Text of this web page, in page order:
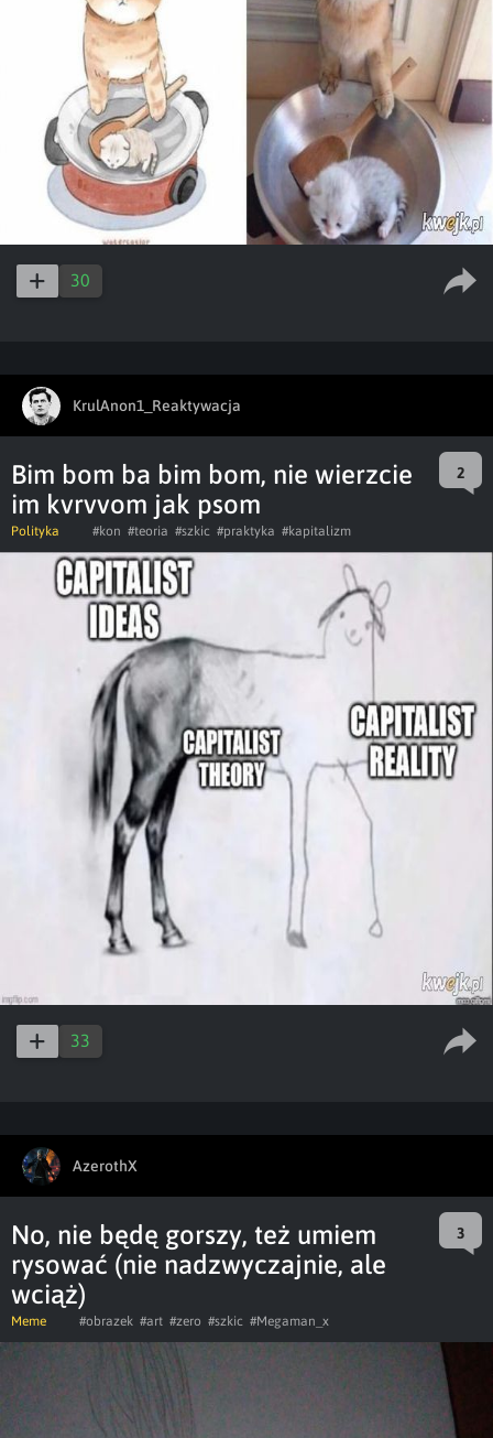
30
KrulAnon1_Reaktywacja
Bim bom ba bim bom, nie wierzcie
im kvrvvom jak psom
2
Polityka #kon #teoria #szkic #praktyka #kapitalizm
33
AzerothX
No, nie będę gorszy, też umiem
rysować (nie nadzwyczajnie, ale
wciąż)
3
Meme #obrazek #art #zero #szkic #Megaman_x